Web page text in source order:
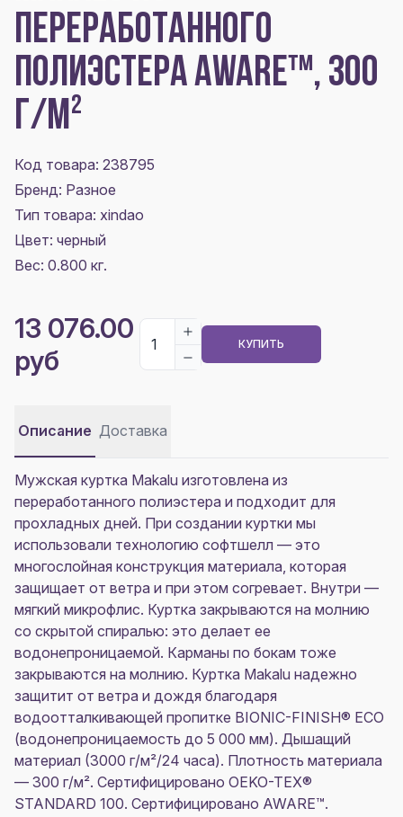
ПЕРЕРАБОТАННОГО
ПОЛИЭСТЕРА AWARE™, 300
Г/М²
Код товара: 238795
Бренд: Разное
Тип товара: xindao
Цвет: черный
Вес: 0.800 кг.
13 076.00
руб
КУПИТЬ
Описание Доставка
Мужская куртка Makalu изготовлена из
переработанного полиэстера и подходит для
прохладных дней. При создании куртки мы
использовали технологию софтшелл — это
многослойная конструкция материала, которая
защищает от ветра и при этом согревает. Внутри —
мягкий микрофлис. Куртка закрываются на молнию
со скрытой спиралью: это делает ее
водонепроницаемой. Карманы по бокам тоже
закрываются на молнию. Куртка Makalu надежно
защитит от ветра и дождя благодаря
водоотталкивающей пропитке BIONIC-FINISH® ECO
(водонепроницаемость до 5 000 мм). Дышащий
материал (3000 г/м²/24 часа). Плотность материала
— 300 г/м². Сертифицировано OEKO-TEX®
STANDARD 100. Сертифицировано AWARE™.